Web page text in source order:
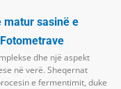
matur sasinë e
dhe një aspekt
në verë. Sheqernat
e fermentimit, duke